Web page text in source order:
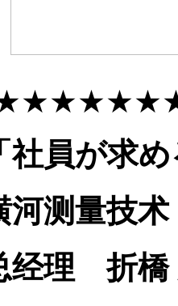
社員が求
河测量技
经理 折橋